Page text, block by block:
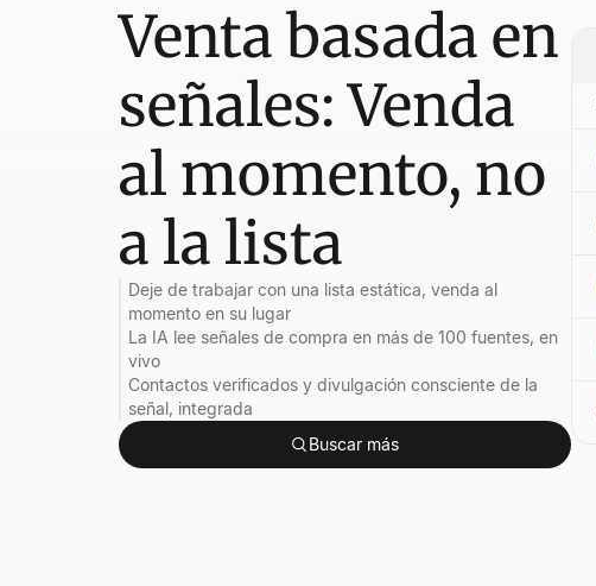
Venta basada en
señales: Venda
al momento, no
a la lista
Deje de trabajar con una lista estática, venda al
momento en su lugar
La IA lee señales de compra en más de 100 fuentes, en
vivo
Contactos verificados y divulgación consciente de la
señal, integrada
Buscar más